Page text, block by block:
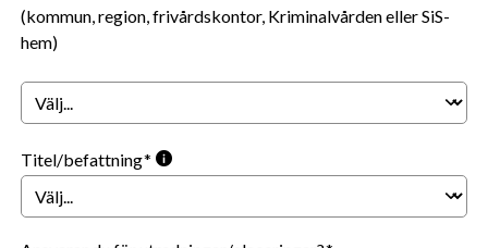
(kommun, region, frivårdskontor, Kriminalvården eller SiS-
hem)
Titel/befattning